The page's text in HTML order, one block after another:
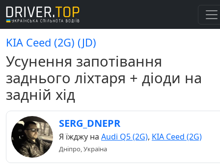
KIA Ceed (2G) (JD)
Усунення запотівання
заднього ліхтаря + діоди на
задній хід
SERG_DNEPR
Я їжджу на Audi Q5 (2G), KIA Ceed (2G)
Дніпро, Україна